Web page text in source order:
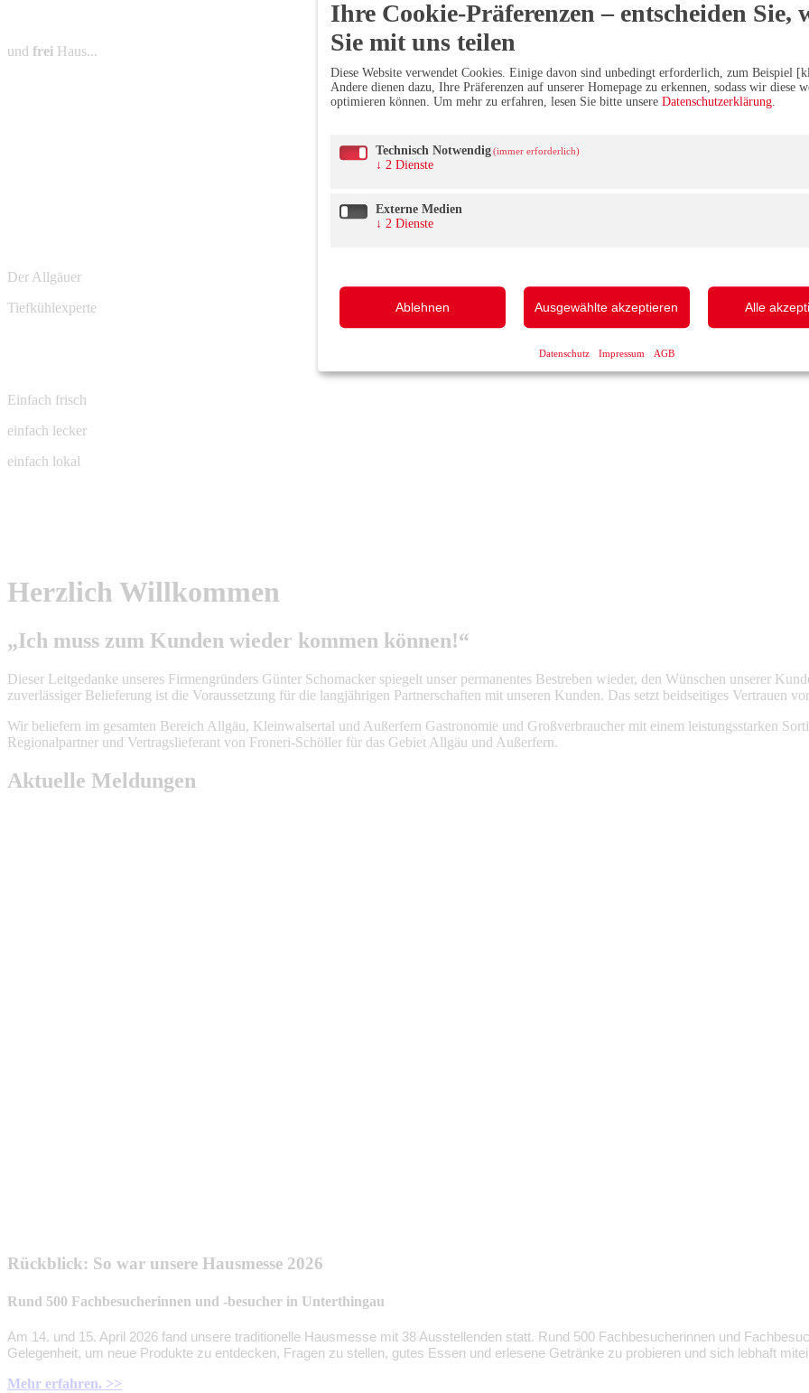
und frei Haus...
Der Allgäuer
Tiefkühlexperte
Einfach frisch
einfach lecker
einfach lokal
Herzlich Willkommen
„Ich muss zum Kunden wieder kommen können!“
Dieser Leitgedanke unseres Firmengründers Günter Schomacker spiegelt unser permanentes Bestreben wieder, den Wünschen unserer
zuverlässiger Belieferung ist die Voraussetzung für die langjährigen Partnerschaften mit unseren Kunden. Das setzt beidseitiges Vertrauen
Wir beliefern im gesamten Bereich Allgäu, Kleinwalsertal und Außerfern Gastronomie und Großverbraucher mit einem leistungsstarken
Regionalpartner und Vertragslieferant von Froneri-Schöller für das Gebiet Allgäu und Außerfern.
Aktuelle Meldungen
Rückblick: So war unsere Hausmesse 2026
Rund 500 Fachbesucherinnen und -besucher in Unterthingau
Am 14. und 15. April 2026 fand unsere traditionelle Hausmesse mit 38 Ausstellenden statt. Rund 500 Fachbesucherinnen und
Gelegenheit, um neue Produkte zu entdecken, Fragen zu stellen, gutes Essen und erlesene Getränke zu probieren und sich lebhaft
Mehr erfahren. >>
Ihre Cookie-Präferenzen – entscheiden Sie,
Sie mit uns teilen
Diese Website verwendet Cookies. Einige davon sind unbedingt erforderlich, zum Beispiel
Andere dienen dazu, Ihre Präferenzen auf unserer Homepage zu erkennen, sodass wir diese
optimieren können. Um mehr zu erfahren, lesen Sie bitte unsere Datenschutzerklärung
Technisch Notwendig(immer erforderlich)
↓ 2 Dienste
Externe Medien
↓ 2 Dienste
Ablehnen Ausgewählte akzeptieren Alle
Datenschutz Impressum AGB